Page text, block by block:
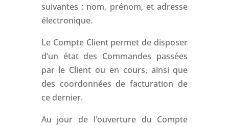
suivantes : nom, prénom, et adresse
électronique.
Le Compte Client permet de disposer
d’un état des Commandes passées
par le Client ou en cours, ainsi que
des coordonnées de facturation de
ce dernier.
Au jour de l’ouverture du Compte